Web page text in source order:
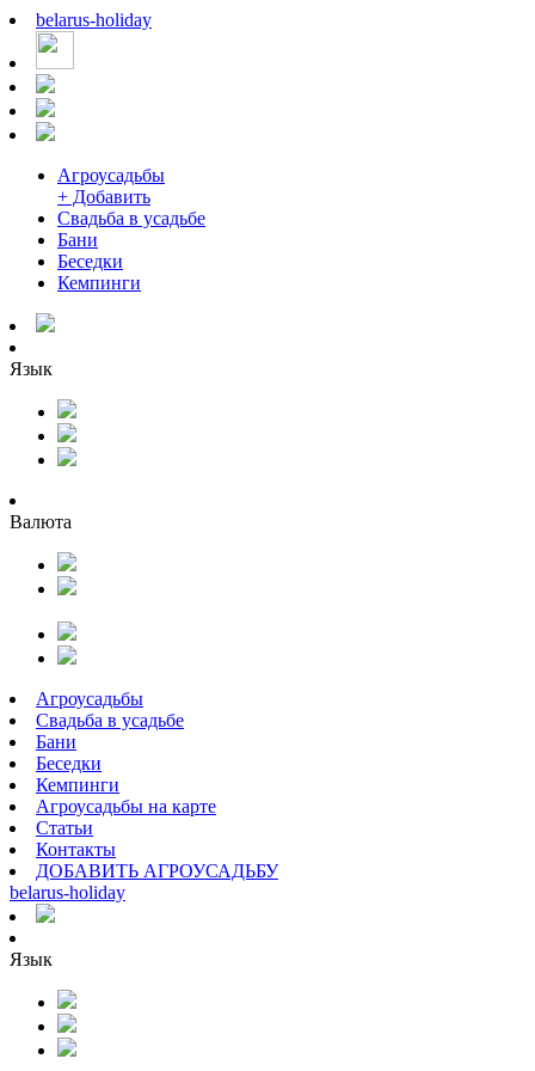
belarus-holiday
Агроусадьбы
+ Добавить
Свадьба в усадьбе
Бани
Беседки
Кемпинги
Язык
Валюта
Агроусадьбы
Свадьба в усадьбе
Бани
Беседки
Кемпинги
Агроусадьбы на карте
Статьи
Контакты
ДОБАВИТЬ АГРОУСАДЬБУ
belarus-holiday
Язык